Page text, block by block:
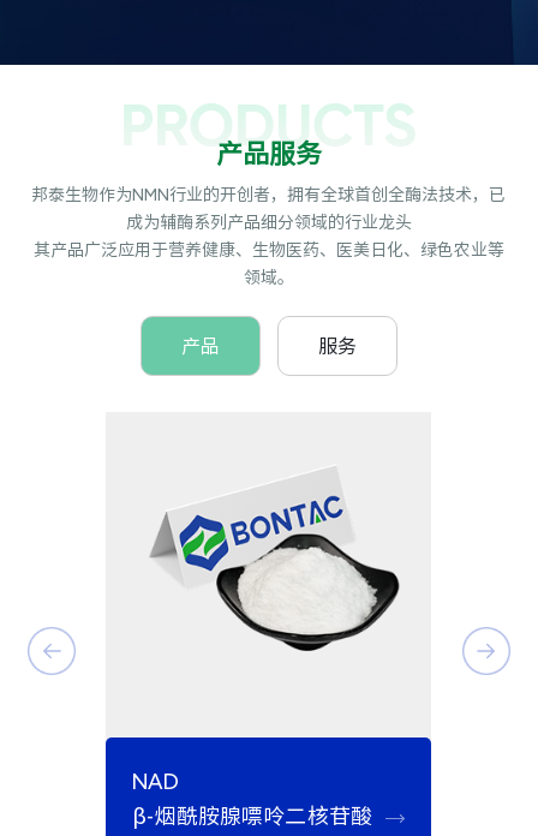
PRODUCTS
产品服务
邦泰生物作为NMN行业的开创者，拥有全球首创全酶法技术，已
成为辅酶系列产品细分领域的行业龙头
其产品广泛应用于营养健康、生物医药、医美日化、绿色农业等
领域。
产品 服务
NAD
β-烟酰胺腺嘌呤二核苷酸